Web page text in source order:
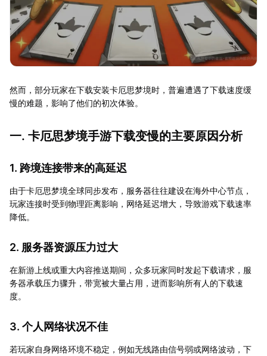
然而，部分玩家在下载安装卡厄思梦境时，普遍遭遇了下载速度缓
慢的难题，影响了他们的初次体验。
一. 卡厄思梦境手游下载变慢的主要原因分析
1. 跨境连接带来的高延迟
由于卡厄思梦境全球同步发布，服务器往往建设在海外中心节点，
玩家连接时受到物理距离影响，网络延迟增大，导致游戏下载速率
降低。
2. 服务器资源压力过大
在新游上线或重大内容推送期间，众多玩家同时发起下载请求，服
务器承载压力骤升，带宽被大量占用，进而影响所有人的下载速
度。
3. 个人网络状况不佳
若玩家自身网络环境不稳定，例如无线路由信号弱或网络波动，下